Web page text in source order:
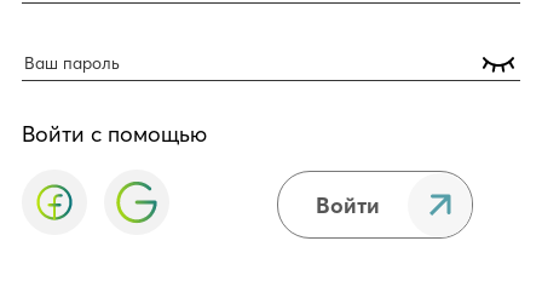
Войти с помощью
Войти